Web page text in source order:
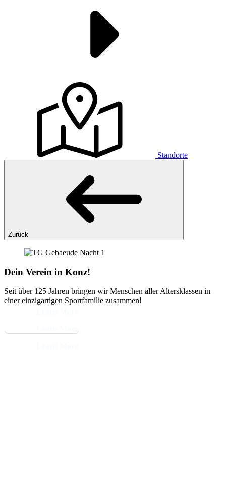
Standorte
Zurück
Dein Verein in Konz!
Seit über 125 Jahren bringen wir Menschen aller Altersklassen in
einer einzigartigen Sportfamilie zusammen!